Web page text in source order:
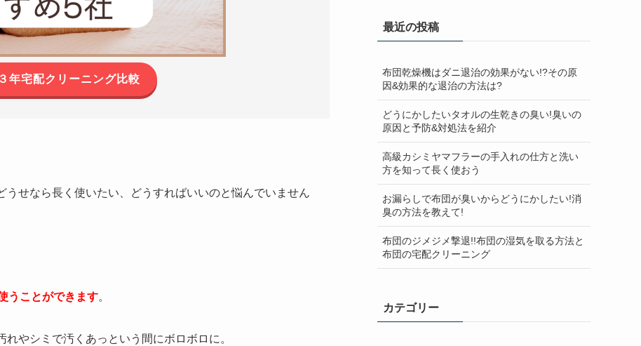
年宅配クリーニング比較
せなら長く使いたい、どうすればいいのと悩んでいません
うことができます。
やシミで汚くあっという間にボロボロに。
最近の投稿
布団乾燥機はダニ退治の効果がない!?その原
因&効果的な退治の方法は?
どうにかしたいタオルの生乾きの臭い!臭いの
原因と予防&対処法を紹介
高級カシミヤマフラーの手入れの仕方と洗い
方を知って長く使おう
お漏らしで布団が臭いからどうにかしたい!消
臭の方法を教えて!
布団のジメジメ撃退!!布団の湿気を取る方法と
布団の宅配クリーニング
カテゴリー